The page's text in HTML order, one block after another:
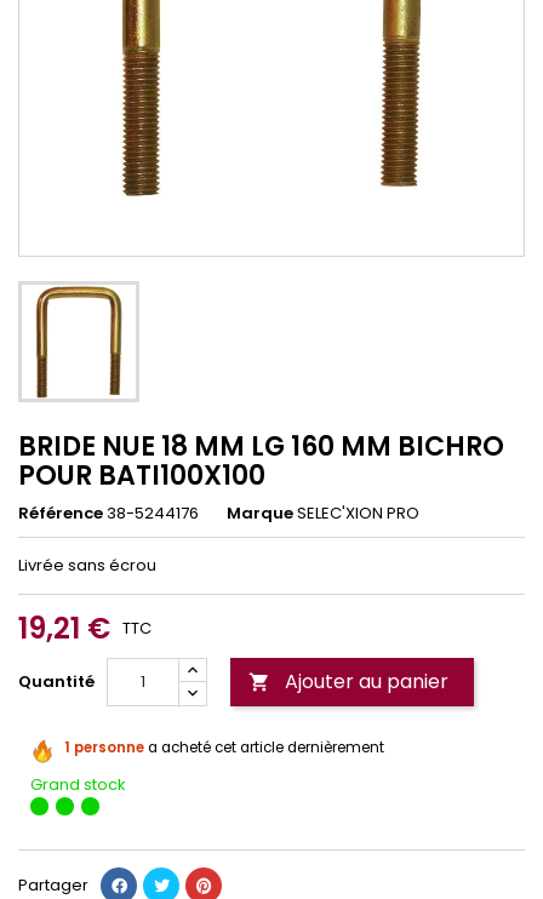
BRIDE NUE 18 MM LG 160 MM BICHRO
POUR BATI100X100
Référence38-5244176 MarqueSELEC'XION PRO
Livrée sans écrou
19,21 € TTC
Quantité  Ajouter au panier
1 personnea acheté cet article dernièrement
Grand stock
Partager